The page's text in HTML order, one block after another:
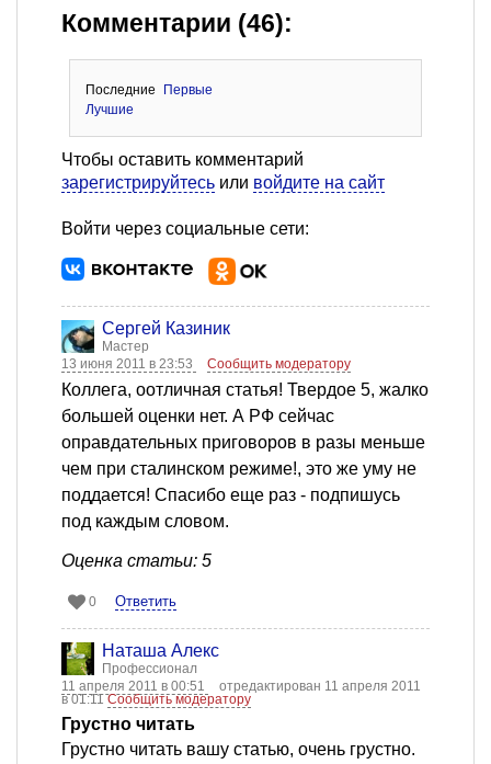
Комментарии (46):
Последние
Первые
Лучшие
Чтобы оставить комментарий
зарегистрируйтесь или войдите на сайт
Войти через социальные сети:
Сергей Казиник
Мастер
13 июня 2011 в 23:53
Сообщить модератору
Коллега, оотличная статья! Твердое 5, жалко
большей оценки нет. А РФ сейчас
оправдательных приговоров в разы меньше
чем при сталинском режиме!, это же уму не
поддается! Спасибо еще раз - подпишусь
под каждым словом.
Оценка статьи: 5
0 Ответить
Наташа Алекс
Профессионал
11 апреля 2011 в 00:51
отредактирован 11 апреля 2011
в 01:11Сообщить модератору
Грустно читать
Грустно читать вашу статью, очень грустно.